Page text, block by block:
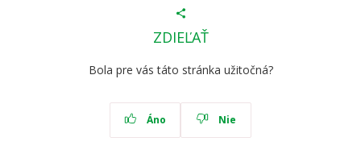
ZDIEĽAŤ
Bola pre vás táto stránka užitočná?
Áno Nie